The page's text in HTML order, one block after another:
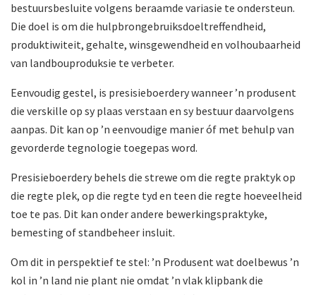
bestuursbesluite volgens beraamde variasie te ondersteun.
Die doel is om die hulpbrongebruiksdoeltreffendheid,
produktiwiteit, gehalte, wins­gewendheid en volhoubaarheid
van landbouproduksie te verbeter.
Eenvoudig gestel, is presisieboerdery wanneer ’n produsent
die verskille op sy plaas verstaan en sy bestuur daarvolgens
aanpas. Dit kan op ’n een­voudige manier óf met behulp van
gevorderde tegnologie toegepas word.
Presisieboerdery behels die strewe om die regte praktyk op
die regte plek, op die regte tyd en teen die regte hoeveelheid
toe te pas. Dit kan onder andere bewerkingspraktyke,
bemesting of standbeheer insluit.
Om dit in perspektief te stel: ’n Produsent wat doelbewus ’n
kol in ’n land nie plant nie omdat ’n vlak klipbank die